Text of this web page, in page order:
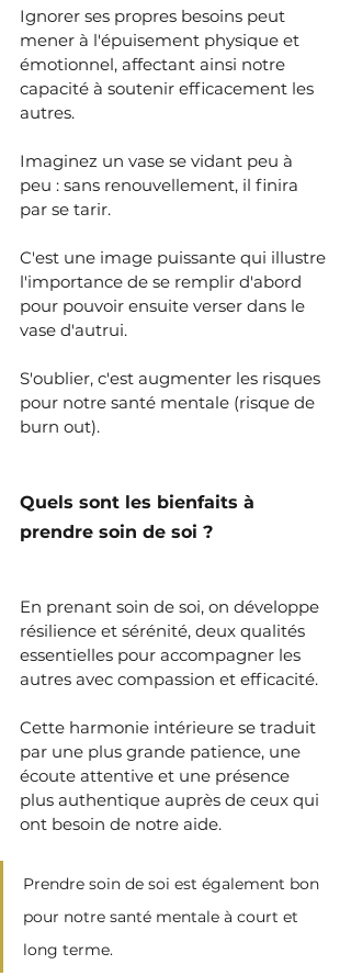
Ignorer ses propres besoins peut
mener à l'épuisement physique et
émotionnel, affectant ainsi notre
capacité à soutenir efficacement les
autres.
Imaginez un vase se vidant peu à
peu : sans renouvellement, il finira
par se tarir.
C'est une image puissante qui illustre
l'importance de se remplir d'abord
pour pouvoir ensuite verser dans le
vase d'autrui.
S'oublier, c'est augmenter les risques
pour notre santé mentale (risque de
burn out).
Quels sont les bienfaits à
prendre soin de soi ?
En prenant soin de soi, on développe
résilience et sérénité, deux qualités
essentielles pour accompagner les
autres avec compassion et efficacité.
Cette harmonie intérieure se traduit
par une plus grande patience, une
écoute attentive et une présence
plus authentique auprès de ceux qui
ont besoin de notre aide.
Prendre soin de soi est également bon
pour notre santé mentale à court et
long terme.